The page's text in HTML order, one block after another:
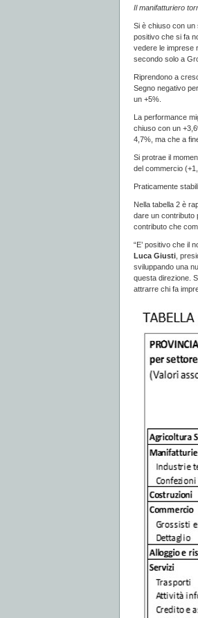
Il manifatturiero
Si è chiuso con un
positivo che si fa
vedere le imprese
secondo solo a
Riprendono a
Segno negativo
un +5%.
La performance
chiuso con un
4,7%, ma che a
Si protrae il
del commercio
Praticamente
Nella tabella 2 è
dare un contributo
contributo che
“E’ positivo che il
Luca Giusti ,
sviluppando una
questa direzione.
attrarre chi fa